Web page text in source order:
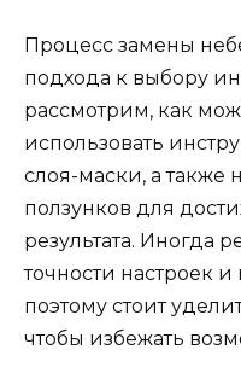
Процесс замены
подхода к выбору
рассмотрим, как
использовать
слоя-маски, а также
ползунков для
результата. Иногда
точности настроек
поэтому стоит
чтобы избежать